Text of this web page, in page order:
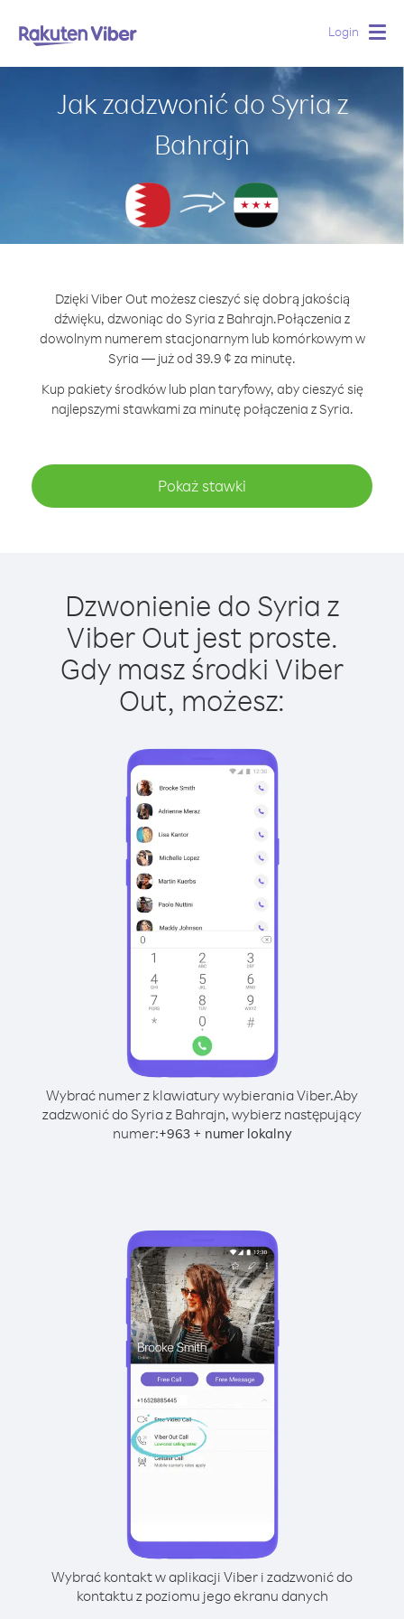
Login
Jak zadzwonić do Syria z
Bahrajn
Dzięki Viber Out możesz cieszyć się dobrą jakością
dźwięku, dzwoniąc do Syria z Bahrajn.Połączenia z
dowolnym numerem stacjonarnym lub komórkowym w
Syria — już od 39.9 ¢ za minutę.
Kup pakiety środków lub plan taryfowy, aby cieszyć się
najlepszymi stawkami za minutę połączenia z Syria.
Pokaż stawki
Dzwonienie do Syria z
Viber Out jest proste.
Gdy masz środki Viber
Out, możesz:
Wybrać numer z klawiatury wybierania Viber.Aby
zadzwonić do Syria z Bahrajn, wybierz następujący
numer:+963+ numer lokalny
Wybrać kontakt w aplikacji Viber i zadzwonić do
kontaktu z poziomu jego ekranu danych